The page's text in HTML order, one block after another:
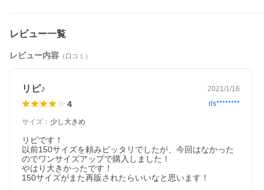
レビュー一覧
レビュー内容 （口コミ）
リピ♪ 2021/1/16
4 rls********
サイズ ： 少し大きめ
リピです！
以前150サイズを頼みピッタリでしたが、今回はなかった
のでワンサイズアップで購入しました！
やはり大きかったです！
150サイズがまた再販されたらいいなと思います！